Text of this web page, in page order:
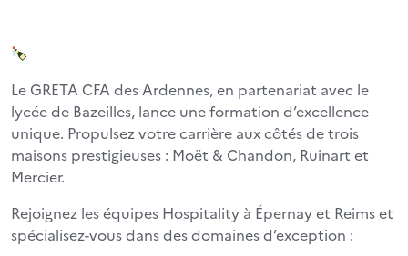
Le GRETA CFA des Ardennes, en partenariat avec le
lycée de Bazeilles, lance une formation d’excellence
unique. Propulsez votre carrière aux côtés de trois
maisons prestigieuses : Moët & Chandon, Ruinart et
Mercier.
Rejoignez les équipes Hospitality à Épernay et Reims et
spécialisez-vous dans des domaines d’exception :